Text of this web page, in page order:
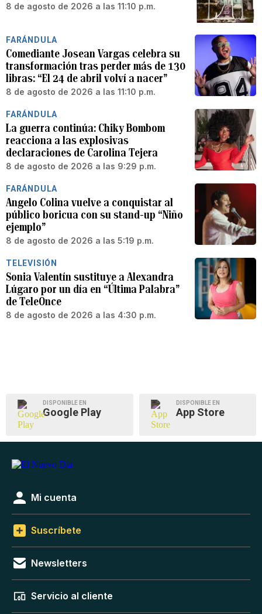
8 de agosto de 2026 a las 11:10 p.m.
FARÁNDULA
Comediante Josean Vargas celebra su
transformación tras perder más de 130
libras: “El 24 de abril volví a nacer”
8 de agosto de 2026 a las 11:10 p.m.
FARÁNDULA
La guerra continúa: Chiky Bombom
reacciona a las explosivas
declaraciones de Carolina Tejera
8 de agosto de 2026 a las 9:29 p.m.
FARÁNDULA
Angelo Colina vuelve a conquistar al
público boricua con su stand-up “Niño
ejemplo”
8 de agosto de 2026 a las 5:19 p.m.
TELEVISIÓN
Sonia Valentín sustituye a Alexandra
Lúgaro por un día en “Última Palabra”
de TeleOnce
8 de agosto de 2026 a las 4:30 p.m.
DISPONIBLE EN
Google Play
DISPONIBLE EN
App Store
Mi cuenta
Suscríbete
Newsletters
Servicio al cliente